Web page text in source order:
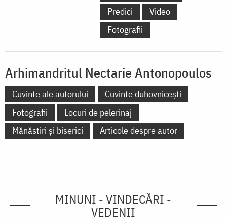
Predici
Video
Fotografii
Arhimandritul Nectarie Antonopoulos
Cuvinte ale autorului
Cuvinte duhovnicești
Fotografii
Locuri de pelerinaj
Mănăstiri și biserici
Articole despre autor
MINUNI - VINDECĂRI -
VEDENII